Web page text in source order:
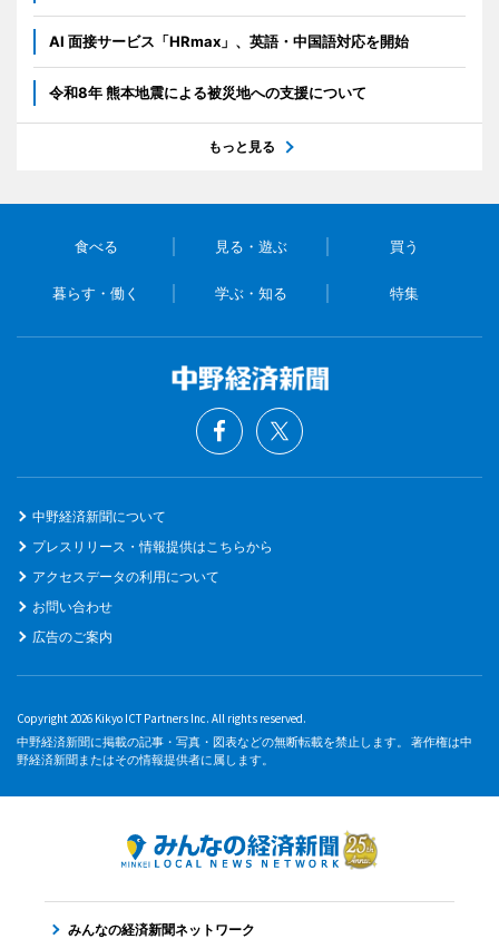
AI 面接サービス「HRmax」、英語・中国語対応を開始
令和8年 熊本地震による被災地への支援について
もっと見る
食べる 見る・遊ぶ 買う
暮らす・働く 学ぶ・知る 特集
中野経済新聞について
プレスリリース・情報提供はこちらから
アクセスデータの利用について
お問い合わせ
広告のご案内
Copyright 2026 Kikyo ICT Partners Inc. All rights reserved.
中野経済新聞に掲載の記事・写真・図表などの無断転載を禁止します。 著作権は中
野経済新聞またはその情報提供者に属します。
みんなの経済新聞ネットワーク